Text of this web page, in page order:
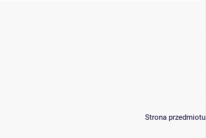
Strona przedmiotu